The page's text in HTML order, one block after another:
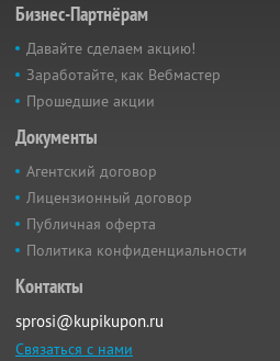
Бизнес-Партнёрам
Давайте сделаем акцию!
Заработайте, как Вебмастер
Прошедшие акции
Документы
Агентский договор
Лицензионный договор
Публичная оферта
Политика конфиденциальности
Контакты
sprosi@kupikupon.ru
Связаться с нами